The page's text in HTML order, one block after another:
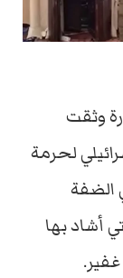
وثقت
لحرمة
أشاد بها
غفير.